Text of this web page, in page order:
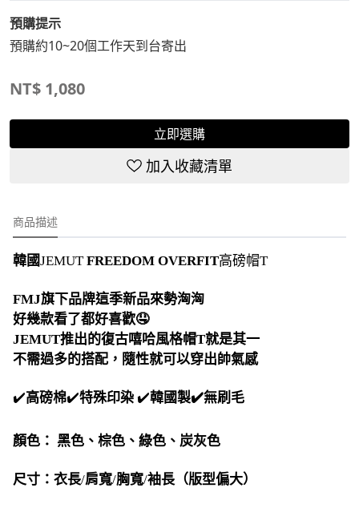
預購提示
預購約10~20個工作天到台寄出
NT$ 1,080
立即選購
加入收藏清單
商品描述
韓國JEMUTFREEDOM OVERFIT高磅帽T
FMJ旗下品牌這季新品來勢洶洶
好幾款看了都好喜歡🤤
JEMUT推出的復古嘻哈風格帽T就是其一
不需過多的搭配，隨性就可以穿出帥氣感
✔️高磅棉✔️特殊印染 ✔️韓國製✔️無刷毛
顏色： 黑色、棕色、綠色、炭灰色
尺寸：衣長/肩寬/胸寬/袖長（版型偏大）